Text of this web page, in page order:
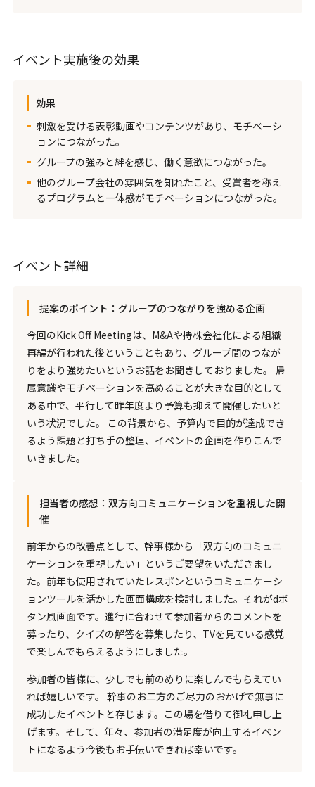
イベント実施後の効果
効果
刺激を受ける表彰動画やコンテンツがあり、モチベーシ
ョンにつながった。
グループの強みと絆を感じ、働く意欲につながった。
他のグループ会社の雰囲気を知れたこと、受賞者を称え
るプログラムと一体感がモチベーションにつながった。
イベント詳細
提案のポイント：グループのつながりを強める企画
今回のKick Off Meetingは、M&Aや持株会社化による組織
再編が行われた後ということもあり、グループ間のつなが
りをより強めたいというお話をお聞きしておりました。 帰
属意識やモチベーションを高めることが大きな目的として
ある中で、平行して昨年度より予算も抑えて開催したいと
いう状況でした。 この背景から、予算内で目的が達成でき
るよう課題と打ち手の整理、イベントの企画を作りこんで
いきました。
担当者の感想：双方向コミュニケーションを重視した開
催
前年からの改善点として、幹事様から「双方向のコミュニ
ケーションを重視したい」というご要望をいただきまし
た。前年も使用されていたレスポンというコミュニケーシ
ョンツールを活かした画面構成を検討しました。それがdボ
タン風画面です。進行に合わせて参加者からのコメントを
募ったり、クイズの解答を募集したり、TVを見ている感覚
で楽しんでもらえるようにしました。
参加者の皆様に、少しでも前のめりに楽しんでもらえてい
れば嬉しいです。 幹事のお二方のご尽力のおかげで無事に
成功したイベントと存じます。この場を借りて御礼申し上
げます。そして、年々、参加者の満足度が向上するイベン
トになるよう今後もお手伝いできれば幸いです。